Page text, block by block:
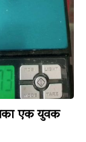
एक युवक